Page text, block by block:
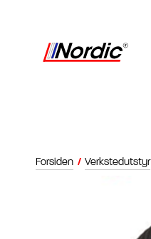
Forsiden / Verkstedutstyr